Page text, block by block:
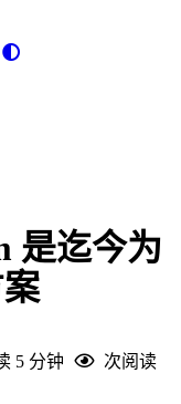
是迄今为
5 分钟
次阅读